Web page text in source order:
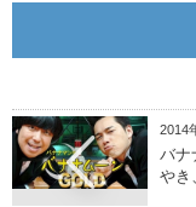
2014
バナ
やき